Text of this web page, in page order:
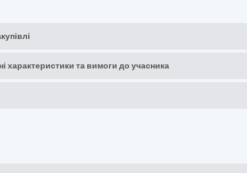
характеристики та вимоги до учасника